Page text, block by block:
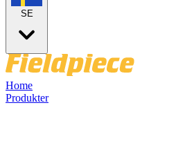
SE
Home
Produkter